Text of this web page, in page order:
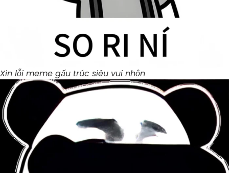
Xin lỗi meme gấu trúc siêu vui nhộn